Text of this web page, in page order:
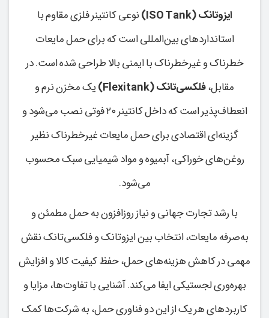
ایزوتانک (ISO Tank)
نوعی کانتینر فلزی مقاوم با
استانداردهای بین‌المللی است که برای حمل مایعات
خطرناک و غیرخطرناک با ایمنی بالا طراحی شده است. در
مقابل،فلکسی‌تانک (Flexitank)
یک مخزن نرم و
انعطاف‌پذیر است که داخل کانتینر ۲۰ فوتی نصب می‌شود و
گزینه‌ای اقتصادی برای حمل مایعات غیرخطرناک نظیر
روغن‌های خوراکی، آبمیوه و مواد شیمیایی سبک محسوب
می‌شود.
با رشد تجارت جهانی و نیاز روزافزون به حمل مطمئن و
به‌صرفه مایعات، انتخاب بین ایزوتانک و فلکسی‌تانک نقش
مهمی در کاهش هزینه‌های حمل، حفظ کیفیت کالا و افزایش
بهره‌وری لجستیکی ایفا می‌کند. آشنایی با تفاوت‌ها، مزایا و
کاربردهای هر یک از این دو فناوری حمل، به شرکت‌ها کمک